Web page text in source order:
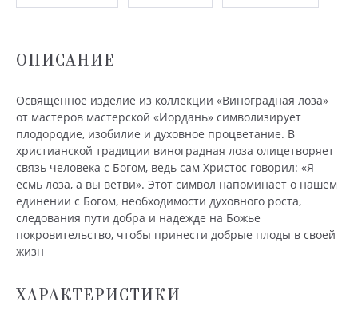
ОПИСАНИЕ
Освященное изделие из коллекции «Виноградная лоза»
от мастеров мастерской «Иордань» символизирует
плодородие, изобилие и духовное процветание. В
христианской традиции виноградная лоза олицетворяет
связь человека с Богом, ведь сам Христос говорил: «Я
есмь лоза, а вы ветви». Этот символ напоминает о нашем
единении с Богом, необходимости духовного роста,
следования пути добра и надежде на Божье
покровительство, чтобы принести добрые плоды в своей
жизн
ХАРАКТЕРИСТИКИ